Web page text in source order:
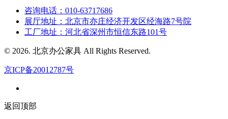
咨询电话：010-63717686
展厅地址：北京市亦庄经济开发区经海路7号院
工厂地址：河北省深州市恒信东路101号
© 2026. 北京办公家具 All Rights Reserved.
京ICP备20012787号
返回顶部